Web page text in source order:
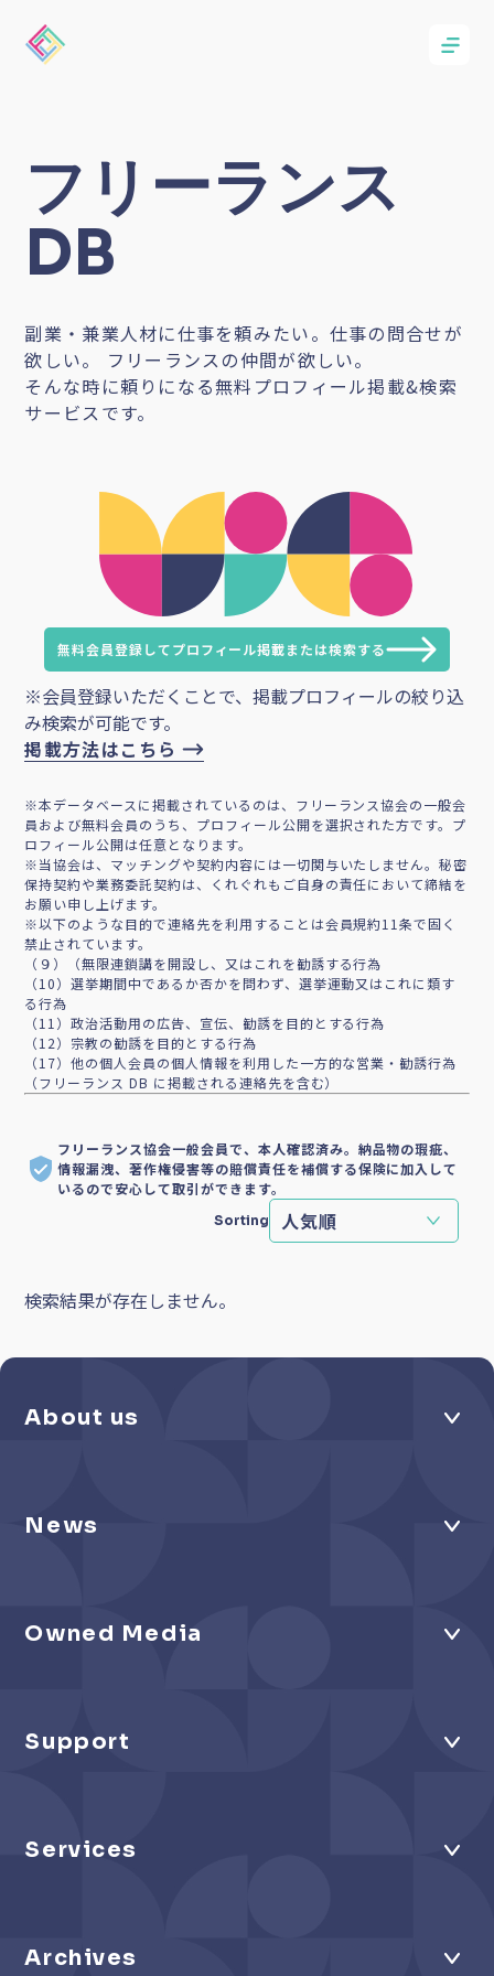
フリーランス
DB
副業・兼業人材に仕事を頼みたい。仕事の問合せが
欲しい。 フリーランスの仲間が欲しい。
そんな時に頼りになる無料プロフィール掲載&検索
サービスです。
無料会員登録してプロフィール掲載または検索する
※会員登録いただくことで、掲載プロフィールの絞り込
み検索が可能です。
掲載方法はこちら
※本データベースに掲載されているのは、フリーランス協会の一般会
員および無料会員のうち、プロフィール公開を選択された方です。プ
ロフィール公開は任意となります。
※当協会は、マッチングや契約内容には一切関与いたしません。秘密
保持契約や業務委託契約は、くれぐれもご自身の責任において締結を
お願い申し上げます。
※以下のような目的で連絡先を利用することは会員規約11条で固く
禁止されています。
（９）（無限連鎖講を開設し、又はこれを勧誘する行為
（10）選挙期間中であるか否かを問わず、選挙運動又はこれに類す
る行為
（11）政治活動用の広告、宣伝、勧誘を目的とする行為
（12）宗教の勧誘を目的とする行為
（17）他の個人会員の個人情報を利用した一方的な営業・勧誘行為
（フリーランス DB に掲載される連絡先を含む）
フリーランス協会一般会員で、本人確認済み。納品物の瑕疵、
情報漏洩、著作権侵害等の賠償責任を補償する保険に加入して
いるので安心して取引ができます。
Sorting
検索結果が存在しません。
About us
News
Owned Media
Support
Services
Archives